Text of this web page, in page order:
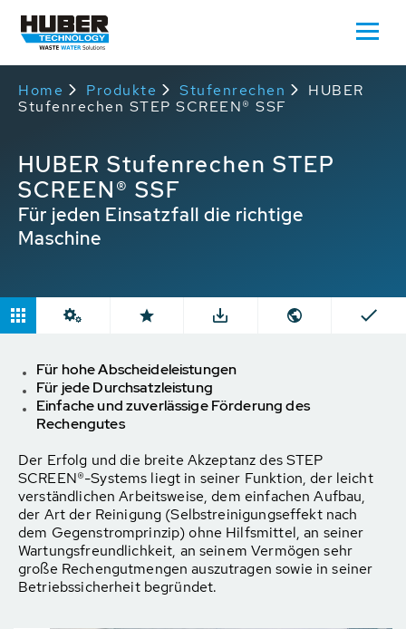
Home Produkte Stufenrechen
HUBER
Stufenrechen STEP SCREEN® SSF
HUBER Stufenrechen STEP
SCREEN® SSF
Für jeden Einsatzfall die richtige
Maschine
Für hohe Abscheideleistungen
Für jede Durchsatzleistung
Einfache und zuverlässige Förderung des
Rechengutes
Der Erfolg und die breite Akzeptanz des STEP
SCREEN®-Systems liegt in seiner Funktion, der leicht
verständlichen Arbeitsweise, dem einfachen Aufbau,
der Art der Reinigung (Selbstreinigungseffekt nach
dem Gegenstromprinzip) ohne Hilfsmittel, an seiner
Wartungsfreundlichkeit, an seinem Vermögen sehr
große Rechengutmengen auszutragen sowie in seiner
Betriebssicherheit begründet.